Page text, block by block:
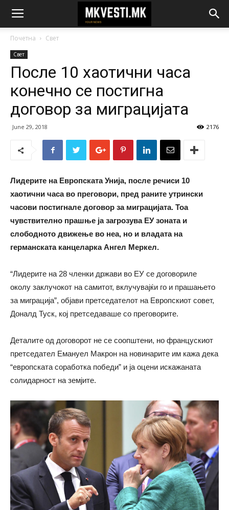
Почетна Свет
Свет
После 10 хаотични часа
конечно се постигна
договор за миграцијата
June 29, 2018 2176
Лидерите на Европската Унија, после речиси 10
хаотични часа во преговори, пред раните утрински
часови постигнале договор за миграцијата. Тоа
чувствително прашње ја загрозува ЕУ зоната и
слободното движење во неа, но и владата на
германската канцеларка Ангел Меркел.
“Лидерите на 28 членки држави во ЕУ се договориле
околу заклучокот на самитот, вклучувајќи го и прашањето
за миграција”, објави претседателот на Европскиот совет,
Доналд Туск, кој претседаваше со преговорите.
Деталите од договорот не се соопштени, но францускиот
претседател Емануел Макрон на новинарите им кажа дека
“европската соработка победи” и ја оцени искажаната
солидарност на земјите.